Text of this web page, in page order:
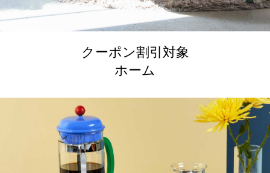
クーポン割引対象
ホーム